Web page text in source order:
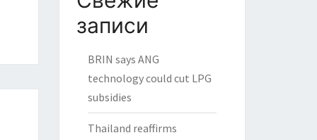
записи
BRIN says ANG
technology could cut LPG
subsidies
Thailand reaffirms